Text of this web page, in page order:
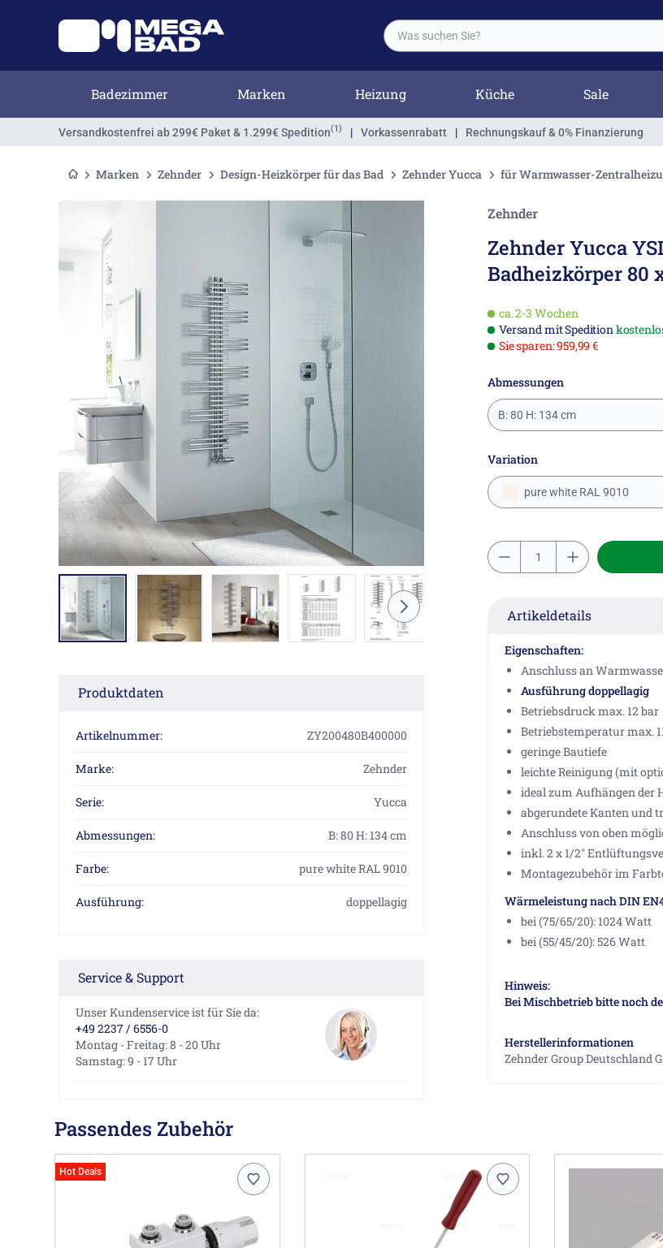
Badezimmer Marken Heizung Küche Sale
Versandkostenfrei ab 299€ Paket & 1.299€ Spedition(1) | Vorkassenrabatt | Rechnungskauf & 0% Finanzierung
Marken Zehnder Design-Heizkörper für das Bad Zehnder Yucca für Warmwasser-
Produktdaten
Artikelnummer: ZY200480B400000
Marke: Zehnder
Serie: Yucca
Abmessungen: B: 80 H: 134 cm
Farbe: pure white RAL 9010
Ausführung: doppellagig
Service & Support
Unser Kundenservice ist für Sie da:
+49 2237 / 6556-0
Montag - Freitag: 8 - 20 Uhr
Samstag: 9 - 17 Uhr
Zehnder
Zehnder Yucca
Badheizkörper 80
ca. 2-3 Wochen
Versand mit Spedition
Sie sparen: 959,99 €
Abmessungen
B: 80 H: 134 cm
Variation
pure white RAL 9010
Artikeldetails
Eigenschaften:
Anschluss an
Ausführung doppellagig
Betriebsdruck max. 12 bar
Betriebstemperatur max.
geringe Bautiefe
leichte Reinigung (mit
ideal zum Aufhängen der
abgerundete Kanten und
Anschluss von oben
inkl. 2 x 1/2"
Montagezubehör im
Wärmeleistung nach DIN
bei (75/65/20): 1024 Watt
bei (55/45/20): 526 Watt
Hinweis:
Bei Mischbetrieb bitte noch
Herstellerinformationen
Zehnder Group Deutschland
Passendes Zubehör
Hot Deals